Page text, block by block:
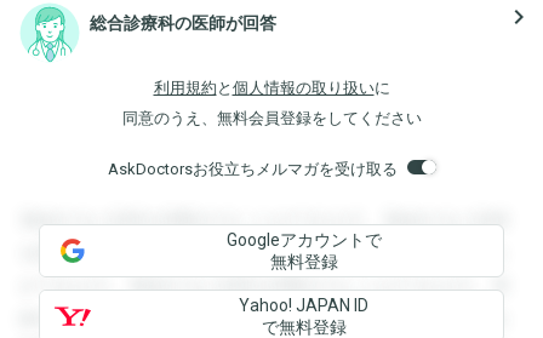
総合診療科の医師が回答 navigate_next
利用規約 と 個人情報の取り扱いに
同意のうえ、無料会員登録をしてください
AskDoctorsお役立ちメルマガを受け取る
登録すると回答を閲覧することができます。登録すると回答
を閲覧することができます。登録すると回答を閲覧すること
ができます。登録すると回答を閲覧することができます。登
録すると回答を閲覧することができます。登録すると回答を
Googleアカウントで
無料登録
Yahoo! JAPAN ID
で無料登録